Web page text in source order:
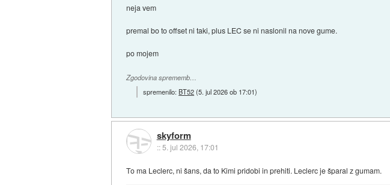
neja vem
premal bo to offset ni taki, plus LEC se ni naslonil na nove gume.
po mojem
Zgodovina sprememb…
spremenilo:BT52(5. jul 2026 ob 17:01)
skyform
::5. jul 2026, 17:01
To ma Leclerc, ni šans, da to Kimi pridobi in prehiti. Leclerc je šparal z gumam.